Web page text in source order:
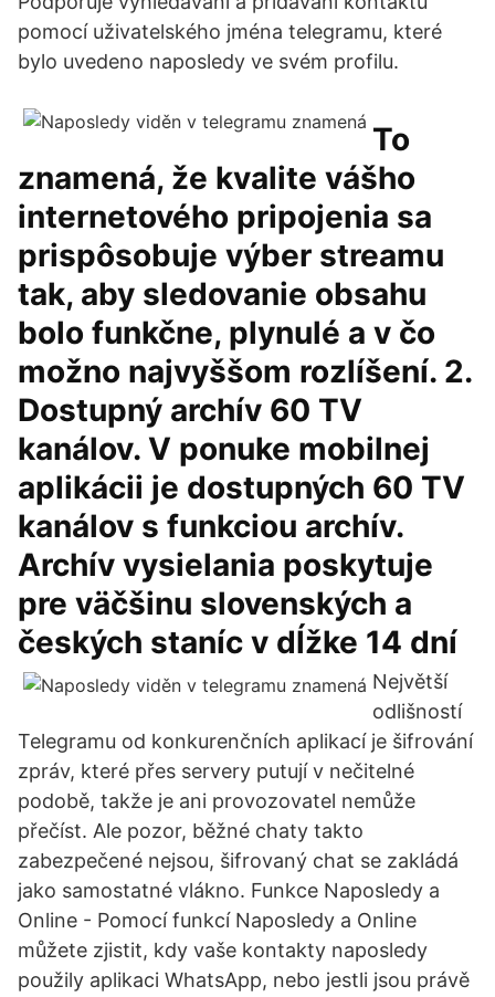
pomocí uživatelského jména telegramu, které
bylo uvedeno naposledy ve svém profilu.
To
znamená, že kvalite vášho
internetového pripojenia sa
prispôsobuje výber streamu
tak, aby sledovanie obsahu
bolo funkčne, plynulé a v čo
možno najvyššom rozlíšení. 2.
Dostupný archív 60 TV
kanálov. V ponuke mobilnej
aplikácii je dostupných 60 TV
kanálov s funkciou archív.
Archív vysielania poskytuje
pre väčšinu slovenských a
českých staníc v dĺžke 14 dní
Největší
odlišností
Telegramu od konkurenčních aplikací je šifrování
zpráv, které přes servery putují v nečitelné
podobě, takže je ani provozovatel nemůže
přečíst. Ale pozor, běžné chaty takto
zabezpečené nejsou, šifrovaný chat se zakládá
jako samostatné vlákno. Funkce Naposledy a
Online - Pomocí funkcí Naposledy a Online
můžete zjistit, kdy vaše kontakty naposledy
použily aplikaci WhatsApp, nebo jestli jsou právě